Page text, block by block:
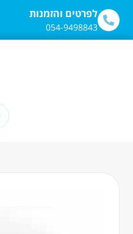
לתוכן לפרטים והזמנות
054-9498843